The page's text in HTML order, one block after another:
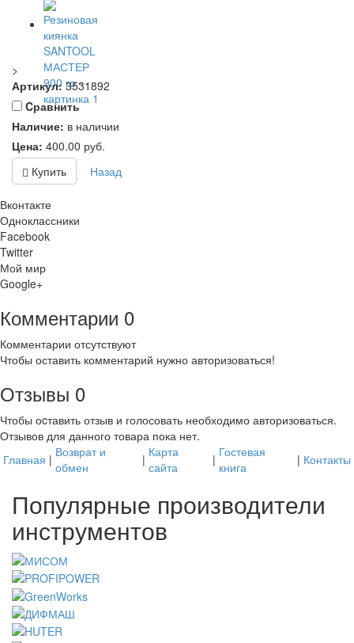
>
Артикул: 3531892
Cравнить
Наличие: в наличии
Цена: 400.00 руб.
Купить
Назад
Вконтакте
Одноклассники
Facebook
Twitter
Мой мир
Google+
Комментарии 0
Комментарии отсутствуют
Чтобы оставить комментарий нужно авторизоваться!
Отзывы 0
Чтобы оcтавить отзыв и голосовать необходимо авторизоваться.
Отзывов для данного товара пока нет.
Главная | Возврат и
обмен
| Карта
сайта
| Гостевая
книга
| Контакты
Популярные производители
инструментов